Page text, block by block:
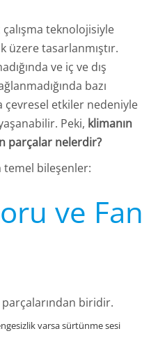
teknolojisiyle
tasarlanmıştır.
ve iç ve dış
bazı
çevresel etkiler nedeniyle
Peki, klimanın
parçalar nelerdir?
temel bileşenler:
ve Fan
parçalarından biridir.
varsa sürtünme sesi